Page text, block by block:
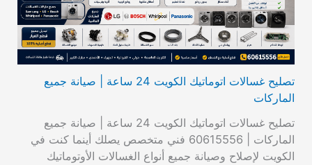
تصليح غسالات اتوماتيك الكويت 24 ساعة | صيانة جميع
الماركات
تصليح غسالات اتوماتيك الكويت 24 ساعة | صيانة جميع
الماركات | 60615556 فني متخصص يصلك أينما كنت في
الكويت لإصلاح وصيانة جميع أنواع الغسالات الأوتوماتيك